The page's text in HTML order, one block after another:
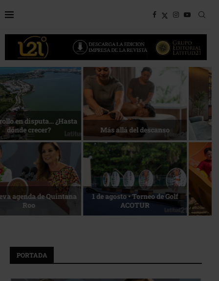
Bottega, un viaje servido a la
mesa
Energía que Impulsa la
competitividad
Reconocimiento de viajeros La esencia del servicio
PORTADA